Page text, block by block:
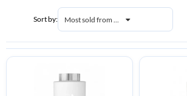
Sort by: Most sold from ...